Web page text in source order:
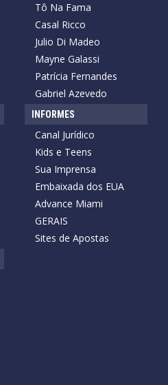
Tô Na Fama
Casal Ricco
Julio Di Madeo
Mayne Galassi
Patrícia Fernandes
Gabriel Azevedo
INFORMES
Canal Jurídico
Kids e Teens
Sua Imprensa
Embaixada dos EUA
Advance Miami
GERAIS
Sites de Apostas